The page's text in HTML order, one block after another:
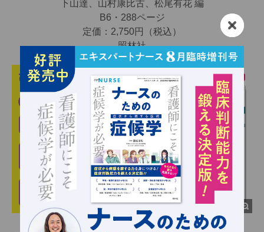
下山達、山村康比古、松尾有花 編
B6・288ページ
定価：2,750円（税込）
照林社